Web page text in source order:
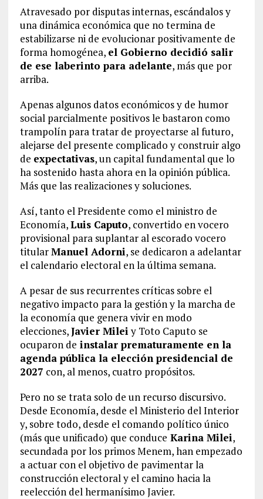
Atravesado por disputas internas, escándalos y
una dinámica económica que no termina de
estabilizarse ni de evolucionar positivamente de
forma homogénea, el Gobierno decidió salir
de ese laberinto para adelante, más que por
arriba.
Apenas algunos datos económicos y de humor
social parcialmente positivos le bastaron como
trampolín para tratar de proyectarse al futuro,
alejarse del presente complicado y construir algo
de expectativas, un capital fundamental que lo
ha sostenido hasta ahora en la opinión pública.
Más que las realizaciones y soluciones.
Así, tanto el Presidente como el ministro de
Economía,Luis Caputo, convertido en vocero
provisional para suplantar al escorado vocero
titularManuel Adorni, se dedicaron a adelantar
el calendario electoral en la última semana.
A pesar de sus recurrentes críticas sobre el
negativo impacto para la gestión y la marcha de
la economía que genera vivir en modo
elecciones,Javier Mileiy Toto Caputo se
ocuparon de instalar prematuramente en la
agenda pública la elección presidencial de
2027 con, al menos, cuatro propósitos.
Pero no se trata solo de un recurso discursivo.
Desde Economía, desde el Ministerio del Interior
y, sobre todo, desde el comando político único
(más que unificado) que conduce Karina Milei,
secundada por los primos Menem, han empezado
a actuar con el objetivo de pavimentar la
construcción electoral y el camino hacia la
reelección del hermanísimo Javier.